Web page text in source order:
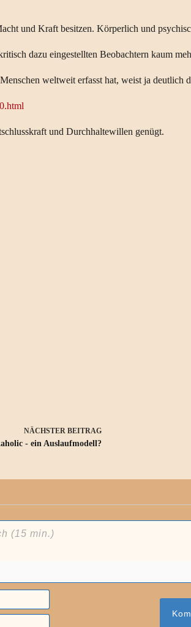
und Kraft besitzen. Körperlich und
dazu eingestellten Beobachtern kaum
weltweit erfasst hat, weist ja deutlich
und Durchhaltewillen genügt.
NÄCHSTER BEITRAG
- ein Auslaufmodell?
N
m
E